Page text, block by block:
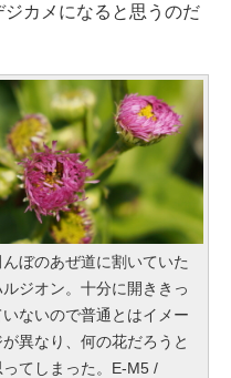
ジカメになると思うのだ
んぼのあぜ道に割いていた
ルジオン。十分に開ききっ
いないので普通とはイメー
が異なり、何の花だろうと
ってしまった。E-M5 /